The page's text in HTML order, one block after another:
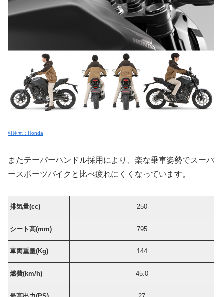
引用元：Honda
またテーパーハンドル採用により、楽な乗車姿勢でスーパ
ースポーツバイクと比べ疲れにくくなっています。
排気量(cc) 250
シート高(mm) 795
車両重量(Kg) 144
燃費(km/h) 45.0